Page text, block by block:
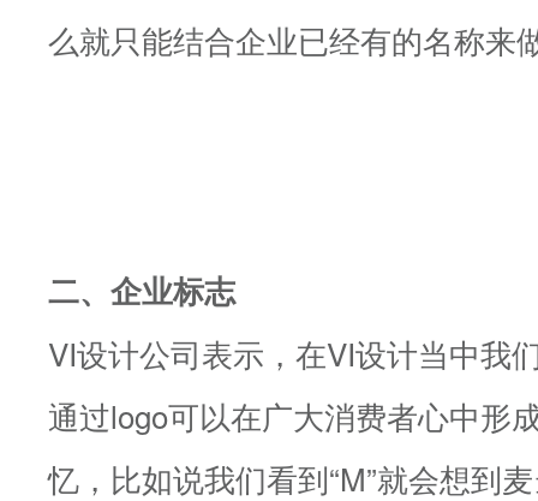
么就只能结合企业已经有的名称来
二、企业标志
VI设计公司表示，在VI设计当中我
通过logo可以在广大消费者心中形
忆，比如说我们看到“M”就会想到